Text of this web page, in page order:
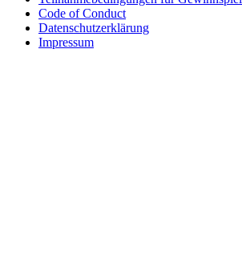
Code of Conduct
Datenschutzerklärung
Impressum